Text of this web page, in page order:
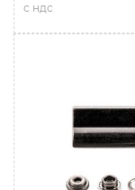
с ндс